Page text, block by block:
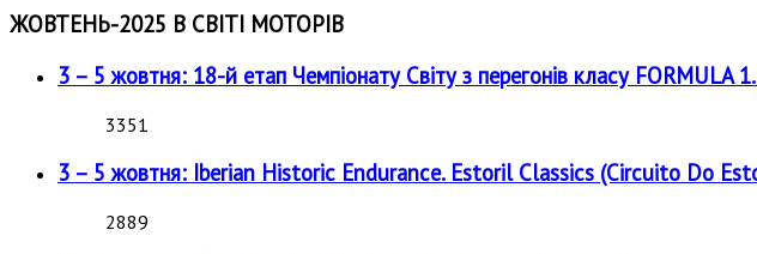
ЖОВТЕНЬ-2025 В СВІТІ МОТОРІВ
3 – 5 жовтня: 18-й етап Чемпіонату Світу з перегонів класу
3351
3 – 5 жовтня: Iberian Historic Endurance. Estoril Classics (Circuito Do
2889